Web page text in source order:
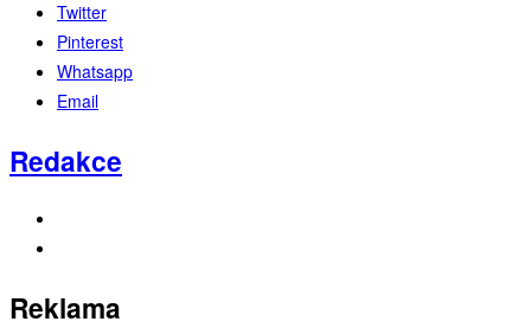
Twitter
Pinterest
Whatsapp
Email
Redakce
Reklama